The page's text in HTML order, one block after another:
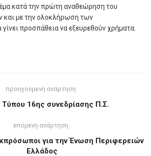
κατά την πρώτη αναθεώρηση του
και με την ολοκλήρωση των
προσπάθεια να εξευρεθούν χρήματα.
προηγούμενη ανάρτηση
Τύπου 16ης συνεδρίασης Π.Σ.
επόμενη ανάρτηση
για την Ένωση Περιφερειών
Ελλάδος